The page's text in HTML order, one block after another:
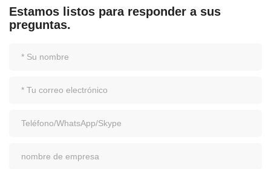
Estamos listos para responder a sus
preguntas.